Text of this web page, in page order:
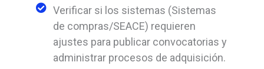
Verificar si los sistemas (Sistemas
de compras/SEACE) requieren
ajustes para publicar convocatorias y
administrar procesos de adquisición.